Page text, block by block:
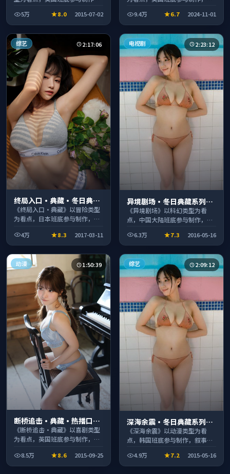
时段观看。
5万 8.0 2015-07-02
段观看。
9.4万 6.7 2024-11-01
综艺 2:17:06
终局入口·典藏·冬日典藏
系列温情叙事引人入胜
《终局入口·典藏》以冒险类型
为看点，日本班底参与制作，叙
段观看。
4万 8.3 2017-03-11
电视剧 2:23:12
异境剧场·冬日典藏系列温
情叙事引人入胜
《异境剧场》以科幻类型为看
点，中国大陆班底参与制作，叙
段观看。
6.3万 7.3 2016-05-16
动漫 1:50:39
断桥追击·典藏·热播口碑
之作剧情扎实演技在线
《断桥追击·典藏》以喜剧类型
为看点，英国班底参与制作，叙
段观看。
8.5万 8.6 2015-09-25
综艺 2:09:12
深海余震·冬日典藏系列温
情叙事引人入胜
《深海余震》以动漫类型为看
点，韩国班底参与制作，叙事完
看。4.9万 7.2 2015-05-16